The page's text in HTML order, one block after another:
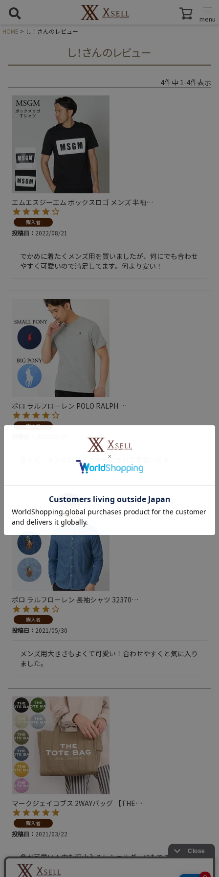
menu
HOME し！さんのレビュー
し！さんのレビュー
4件中 1-4件表示
エムエスジーエム ボックスロゴ メンズ 半袖…
購入者
投稿日 2022/08/21
でかめに着たくメンズ用を買いましたが、何にでも合わせ
やすく可愛いので満足してます。何より安い！
ポロ ラルフローレン POLO RALPH …
購入者
安くて、メンズだけど大きめにきれて可愛いです。
ポロ ラルフローレン 長袖シャツ 32370…
購入者
投稿日 2021/05/30
メンズ用大きさもよくて可愛い！合わせやすくと気に入り
ました。
マークジェイコブス 2WAYバッグ 【THE…
購入者
投稿日 2021/03/22
色が可愛い！中も沢山入るしショルダーにもできて気に入
ってます。